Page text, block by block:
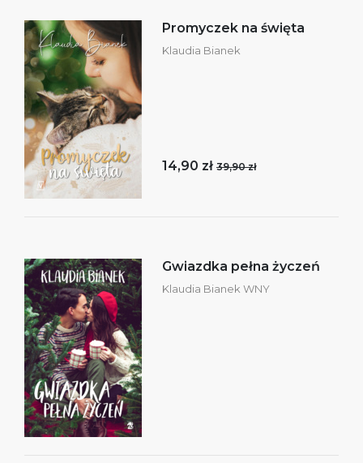
Promyczek na święta
Klaudia Bianek
14,90 zł 39,90 zł
Gwiazdka pełna życzeń
Klaudia Bianek WNY